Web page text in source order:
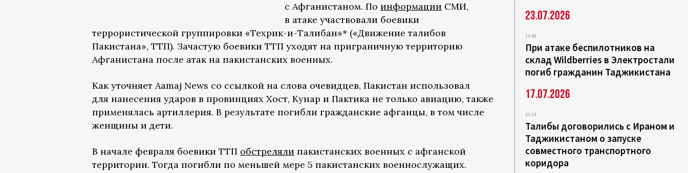
с Афганистаном. По информации СМИ,
в атаке участвовали боевики
террористической группировки «Техрик-и-Талибан»* («Движение талибов
Пакистана», ТТП). Зачастую боевики ТТП уходят на приграничную территорию
Афганистана после атак на пакистанских военных.
Как уточняет Aamaj News со ссылкой на слова очевидцев, Пакистан использовал
для нанесения ударов в провинциях Хост, Кунар и Пактика не только авиацию, также
применялась артиллерия. В результате погибли гражданские афганцы, в том числе
женщины и дети.
В начале февраля боевики ТТП обстреляли пакистанских военных с афганской
территории. Тогда погибли по меньшей мере 5 пакистанских военнослужащих.
23.07.2026
14:48
При атаке беспилотников на
склад Wildberries в Электростали
погиб гражданин Таджикистана
17.07.2026
10:24
Талибы договорились с Ираном и
Таджикистаном о запуске
совместного транспортного
коридора